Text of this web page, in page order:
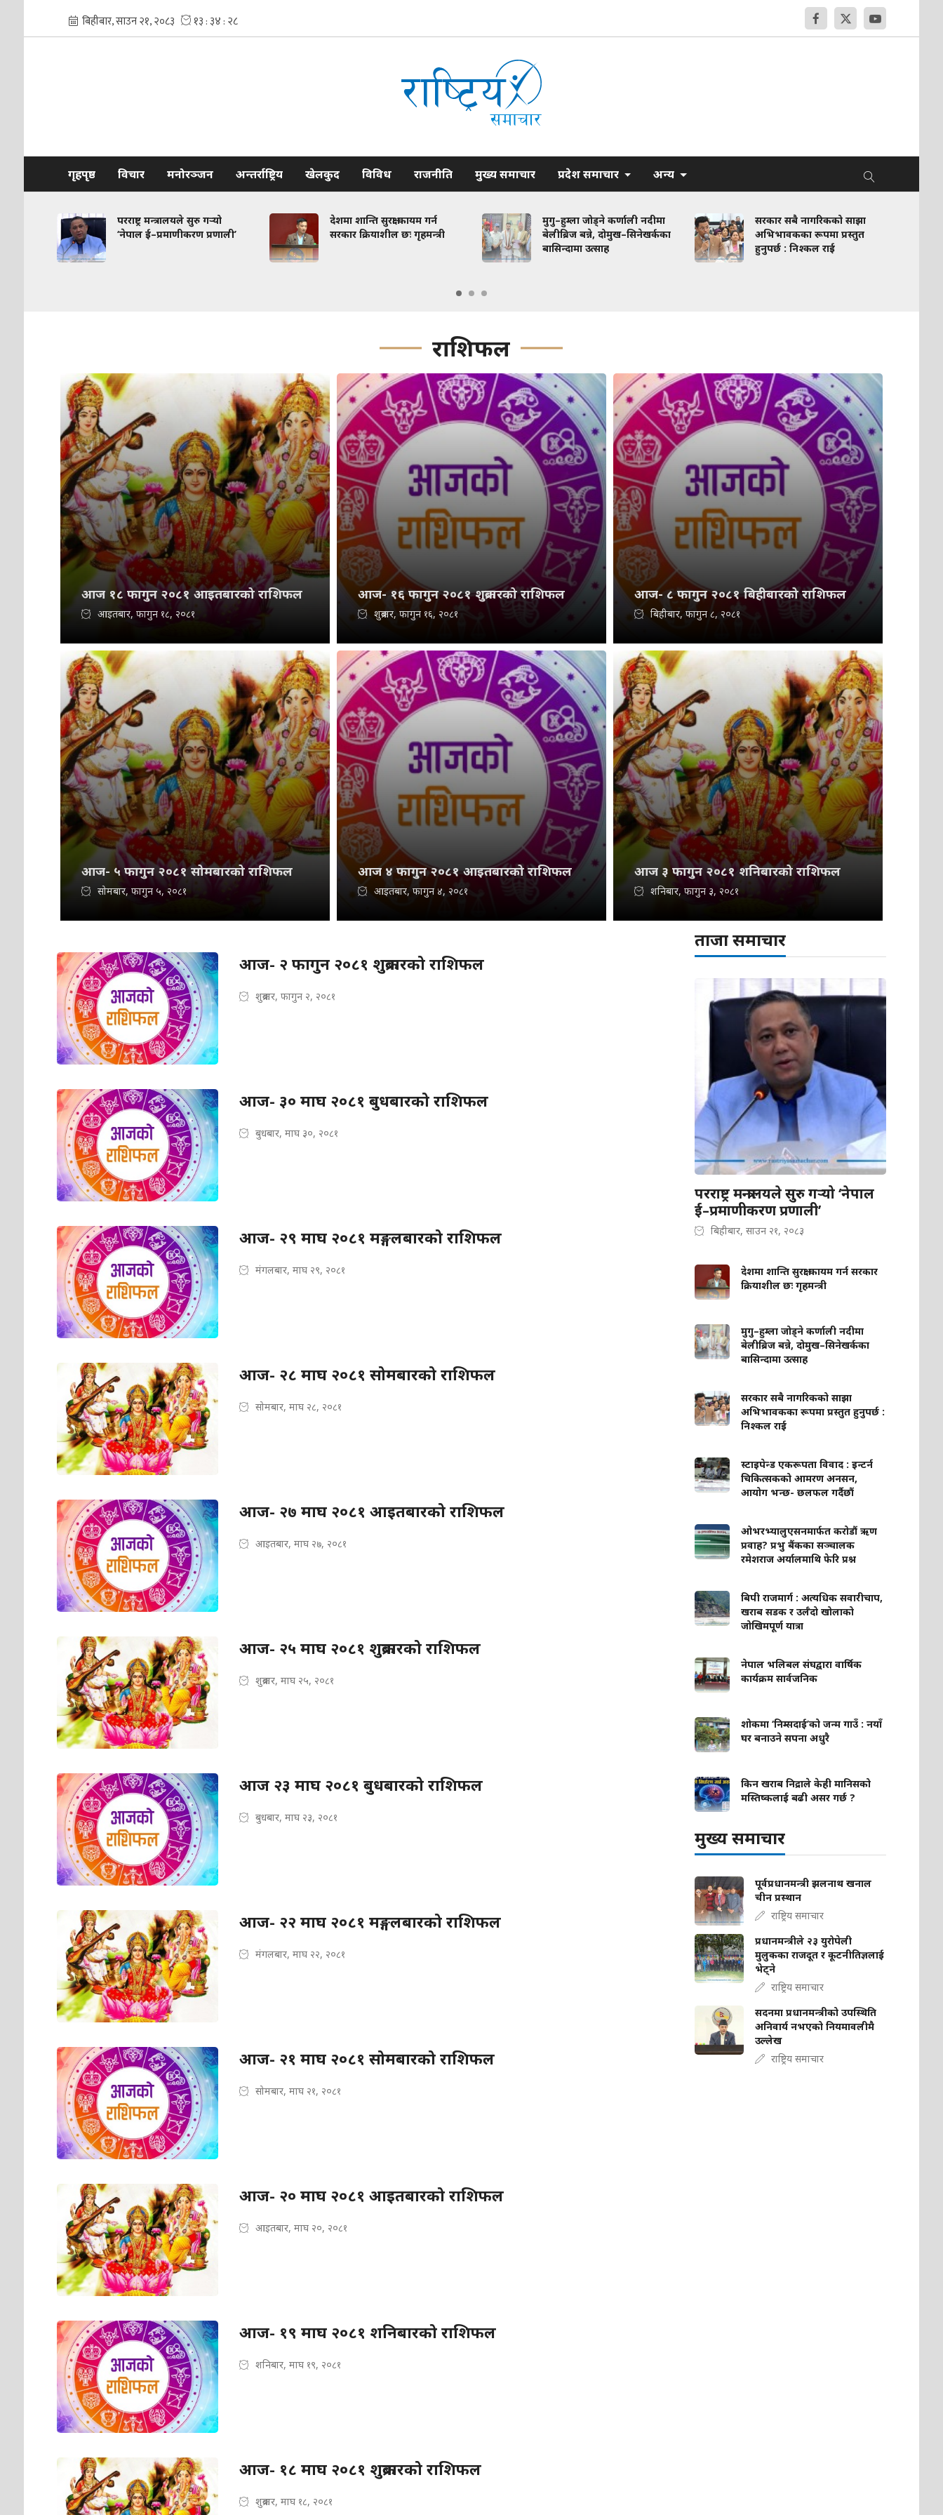
गृहपृष्ठ विचार मनोरञ्जन अन्तर्राष्ट्रिय खेलकुद विविध राजनीति मुख्य समाचार प्रदेश समाचार अन्य
परराष्ट्र मन्त्रालयले सुरु गर्‍यो
‘नेपाल ई–प्रमाणीकरण प्रणाली’
देशमा शान्ति सुरक्षा कायम गर्न
सरकार क्रियाशील छः गृहमन्त्री
मुगु–हुम्ला जोड्ने कर्णाली नदीमा
बेलीब्रिज बन्ने, दोमुख–सिनेखर्कका
बासिन्दामा उत्साह
सरकार सबै नागरिकको साझा
अभिभावकका रूपमा प्रस्तुत
हुनुपर्छ : निश्कल राई
राशिफल
आज १८ फागुन २०८१ आइतबारको राशिफल
आइतबार, फागुन १८, २०८१
आज- १६ फागुन २०८१ शुक्रबारको राशिफल
शुक्रबार, फागुन १६, २०८१
आज- ८ फागुन २०८१ बिहीबारको राशिफल
बिहीबार, फागुन ८, २०८१
आज- ५ फागुन २०८१ सोमबारको राशिफल
सोमबार, फागुन ५, २०८१
आज ४ फागुन २०८१ आइतबारको राशिफल
आइतबार, फागुन ४, २०८१
आज ३ फागुन २०८१ शनिबारको राशिफल
शनिबार, फागुन ३, २०८१
आज- २ फागुन २०८१ शुक्रबारको राशिफल
शुक्रबार, फागुन २, २०८१
आज- ३० माघ २०८१ बुधबारको राशिफल
बुधबार, माघ ३०, २०८१
आज- २९ माघ २०८१ मङ्गलबारको राशिफल
मंगलबार, माघ २९, २०८१
आज- २८ माघ २०८१ सोमबारको राशिफल
सोमबार, माघ २८, २०८१
आज- २७ माघ २०८१ आइतबारको राशिफल
आइतबार, माघ २७, २०८१
आज- २५ माघ २०८१ शुक्रबारको राशिफल
शुक्रबार, माघ २५, २०८१
आज २३ माघ २०८१ बुधबारको राशिफल
बुधबार, माघ २३, २०८१
आज- २२ माघ २०८१ मङ्गलबारको राशिफल
मंगलबार, माघ २२, २०८१
आज- २१ माघ २०८१ सोमबारको राशिफल
सोमबार, माघ २१, २०८१
आज- २० माघ २०८१ आइतबारको राशिफल
आइतबार, माघ २०, २०८१
आज- १९ माघ २०८१ शनिबारको राशिफल
शनिबार, माघ १९, २०८१
आज- १८ माघ २०८१ शुक्रबारको राशिफल
शुक्रबार, माघ १८, २०८१
ताजा समाचार
परराष्ट्र मन्त्रालयले सुरु गर्‍यो ‘नेपाल
ई–प्रमाणीकरण प्रणाली’
बिहीबार, साउन २१, २०८३
देशमा शान्ति सुरक्षा कायम गर्न सरकार
क्रियाशील छः गृहमन्त्री
मुगु–हुम्ला जोड्ने कर्णाली नदीमा
बेलीब्रिज बन्ने, दोमुख–सिनेखर्कका
बासिन्दामा उत्साह
सरकार सबै नागरिकको साझा
अभिभावकका रूपमा प्रस्तुत हुनुपर्छ :
निश्कल राई
स्टाइपेन्ड एकरूपता विवाद : इन्टर्न
चिकित्सकको आमरण अनसन,
आयोग भन्छ- छलफल गर्दैछौं
ओभरभ्यालुएसनमार्फत करोडौं ऋण
प्रवाह? प्रभु बैंकका सञ्चालक
रमेशराज अर्यालमाथि फेरि प्रश्न
बिपी राजमार्ग : अत्यधिक सवारीचाप,
खराब सडक र उर्लँदो खोलाको
जोखिमपूर्ण यात्रा
नेपाल भलिबल संघद्वारा वार्षिक
कार्यक्रम सार्वजनिक
शोकमा ‘निम्सदाई’को जन्म गाउँ : नयाँ
घर बनाउने सपना अधुरै
किन खराब निद्राले केही मानिसको
मस्तिष्कलाई बढी असर गर्छ ?
मुख्य समाचार
पूर्वप्रधानमन्त्री झलनाथ खनाल
चीन प्रस्थान
राष्ट्रिय समाचार
प्रधानमन्त्रीले २३ युरोपेली
मुलुकका राजदूत र कूटनीतिज्ञलाई
भेट्ने
राष्ट्रिय समाचार
सदनमा प्रधानमन्त्रीको उपस्थिति
अनिवार्य नभएको नियमावलीमै
उल्लेख
राष्ट्रिय समाचार